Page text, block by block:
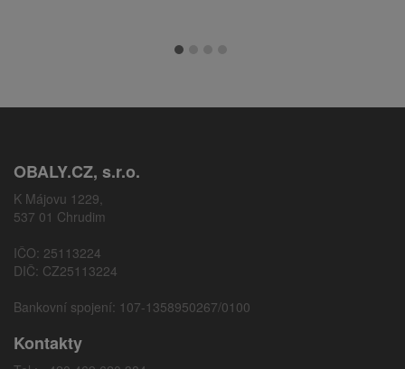
OBALY.CZ, s.r.o.
K Májovu 1229,
537 01 Chrudim
IČO: 25113224
DIČ: CZ25113224
Bankovní spojení: 107-1358950267/0100
Kontakty